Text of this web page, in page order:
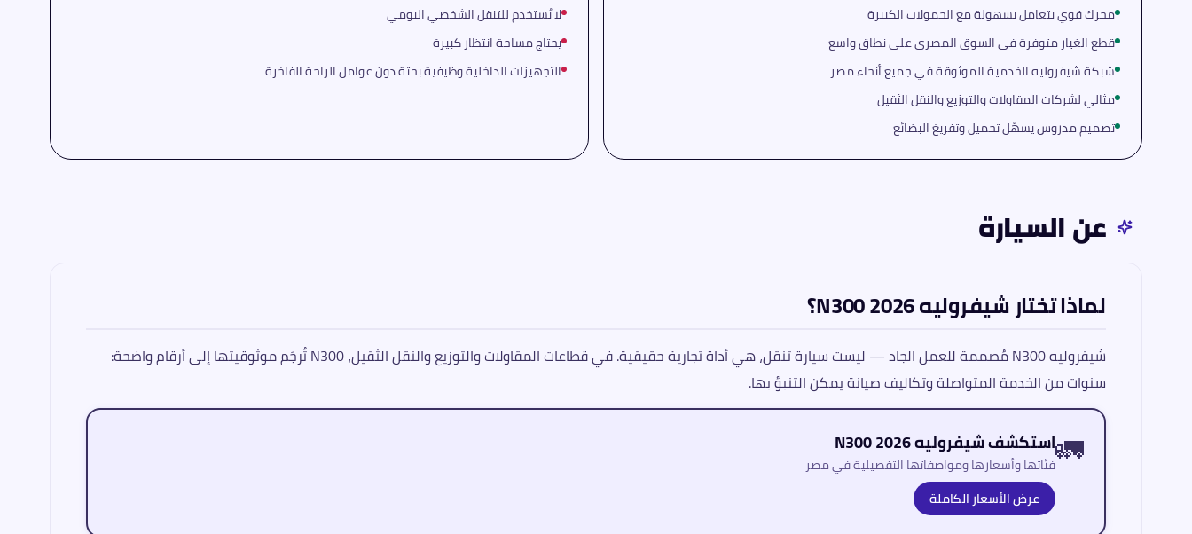
محرك قوي يتعامل بسهولة مع الحمولات الكبيرة
قطع الغيار متوفرة في السوق المصري على نطاق واسع
شبكة شيفروليه الخدمية الموثوقة في جميع أنحاء مصر
مثالي لشركات المقاولات والتوزيع والنقل الثقيل
تصميم مدروس يسهّل تحميل وتفريغ البضائع
لا يُستخدم للتنقل الشخصي اليومي
يحتاج مساحة انتظار كبيرة
التجهيزات الداخلية وظيفية بحتة دون عوامل الراحة الفاخرة
عن السيارة
لماذا تختار شيفروليه N300 2026؟
شيفروليه N300 مُصممة للعمل الجاد — ليست سيارة تنقل، هي أداة تجارية حقيقية. في قطاعات المقاولات والتوزيع والنقل الثقيل، N300 تُرجَم موثوقيتها إلى أرقام واضحة:
سنوات من الخدمة المتواصلة وتكاليف صيانة يمكن التنبؤ بها.
🚛استكشف شيفروليه N300 2026
فئاتها وأسعارها ومواصفاتها التفصيلية في مصر
عرض الأسعار الكاملة